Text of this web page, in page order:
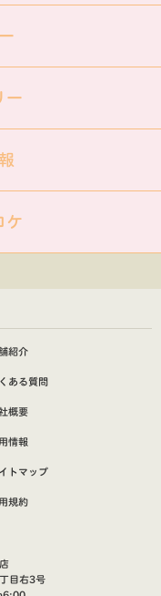
ー
ケ
紹介
ある質問
概要
情報
トマップ
規約
目右3号